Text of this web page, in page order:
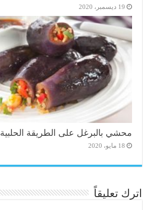
19 ديسمبر، 2020
محشي بالبرغل على الطريقة الحلبية
18 مايو، 2020
اترك تعليقاً